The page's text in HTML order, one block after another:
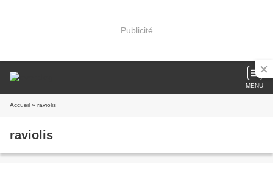
Publicité
MENU
Accueil » raviolis
raviolis